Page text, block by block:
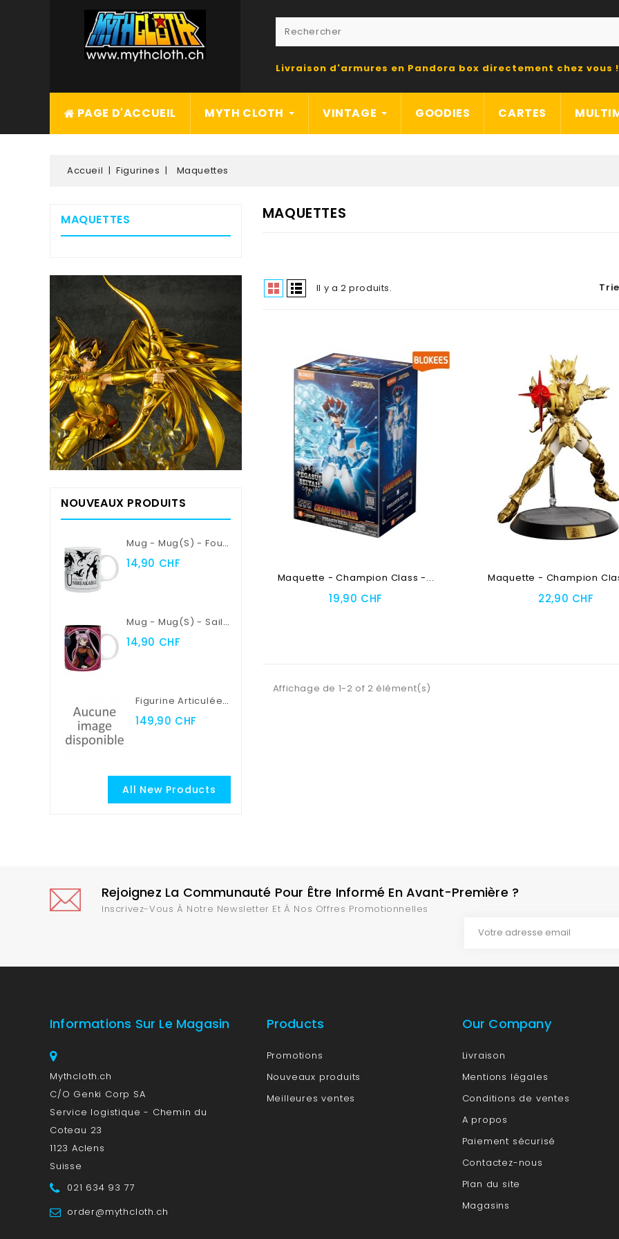
Livraison d'armures en Pandora box directement chez vous !
PAGE D'ACCUEIL MYTH CLOTH VINTAGE GOODIES CARTES
Accueil Figurines Maquettes
MAQUETTES
NOUVEAUX PRODUITS
Mug - Mug(s) - Fourth Wing - Violent Little Thing
14,90 CHF
Mug - Mug(s) - Sailor Moon - Sailor Moon Vs Black Lady
14,90 CHF
Figurine Articulée - Myth Cloth EX - Saint Seiya - Seiya De Pégase
149,90 CHF
All New Products
MAQUETTES
Il y a 2 produits.
Maquette - Champion Class -...
19,90 CHF
Maquette - Champion
22,90 CHF
Affichage de 1-2 of 2 élément(s)
Rejoignez La Communauté Pour Être Informé En Avant-Première ?
Inscrivez-Vous À Notre Newsletter Et À Nos Offres Promotionnelles
Informations Sur Le Magasin
Mythcloth.ch
C/O Genki Corp SA
Service logistique - Chemin du
Coteau 23
1123 Aclens
Suisse
021 634 93 77
order@mythcloth.ch
Products
Promotions
Nouveaux produits
Meilleures ventes
Our Company
Livraison
Mentions légales
Conditions de ventes
A propos
Paiement sécurisé
Contactez-nous
Plan du site
Magasins